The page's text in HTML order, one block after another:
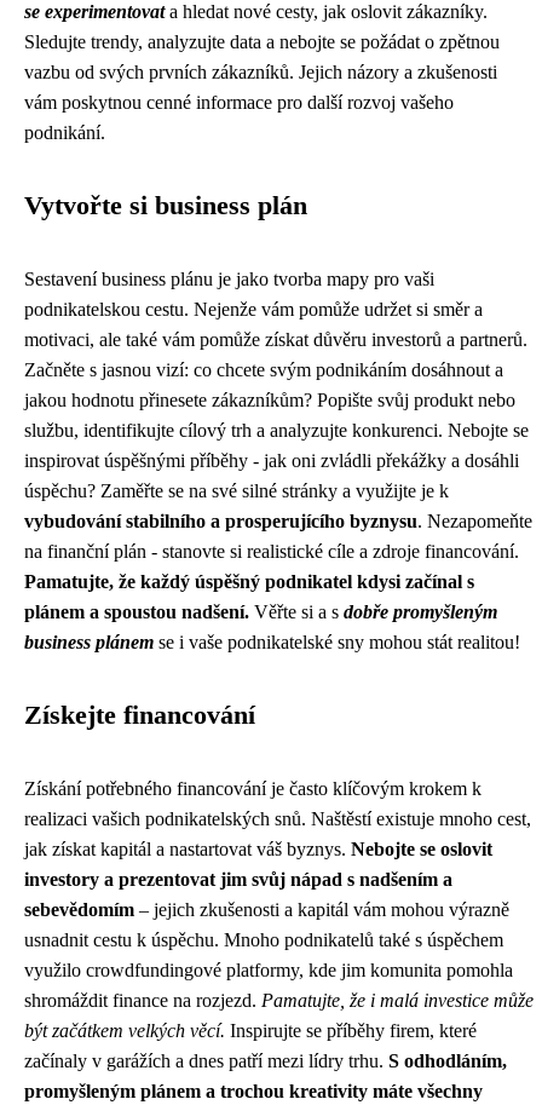
se experimentovata hledat nové cesty, jak oslovit zákazníky.
Sledujte trendy, analyzujte data a nebojte se požádat o zpětnou
vazbu od svých prvních zákazníků. Jejich názory a zkušenosti
vám poskytnou cenné informace pro další rozvoj vašeho
podnikání.
Vytvořte si business plán
Sestavení business plánu je jako tvorba mapy pro vaši
podnikatelskou cestu. Nejenže vám pomůže udržet si směr a
motivaci, ale také vám pomůže získat důvěru investorů a partnerů.
Začněte s jasnou vizí: co chcete svým podnikáním dosáhnout a
jakou hodnotu přinesete zákazníkům? Popište svůj produkt nebo
službu, identifikujte cílový trh a analyzujte konkurenci. Nebojte se
inspirovat úspěšnými příběhy - jak oni zvládli překážky a dosáhli
úspěchu? Zaměřte se na své silné stránky a využijte je k
vybudování stabilního a prosperujícího byznysu. Nezapomeňte
na finanční plán - stanovte si realistické cíle a zdroje financování.
Pamatujte, že každý úspěšný podnikatel kdysi začínal s
plánem a spoustou nadšení. Věřte si a s dobře promyšleným
business plánem se i vaše podnikatelské sny mohou stát realitou!
Získejte financování
Získání potřebného financování je často klíčovým krokem k
realizaci vašich podnikatelských snů. Naštěstí existuje mnoho cest,
jak získat kapitál a nastartovat váš byznys. Nebojte se oslovit
investory a prezentovat jim svůj nápad s nadšením a
sebevědomím – jejich zkušenosti a kapitál vám mohou výrazně
usnadnit cestu k úspěchu. Mnoho podnikatelů také s úspěchem
využilo crowdfundingové platformy, kde jim komunita pomohla
shromáždit finance na rozjezd. Pamatujte, že i malá investice může
být začátkem velkých věcí. Inspirujte se příběhy firem, které
začínaly v garážích a dnes patří mezi lídry trhu. S odhodláním,
promyšleným plánem a trochou kreativity máte všechny